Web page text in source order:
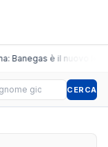
Banegas è il nuovo
CERCA